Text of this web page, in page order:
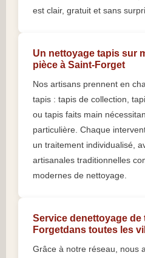
est clair, gratuit et sans
Un nettoyage tapis sur
pièce à Saint-Forget
Nos artisans prennent en
tapis : tapis de collection,
ou tapis faits main
particulière. Chaque
un traitement individualisé,
artisanales traditionnelles
modernes de nettoyage.
Service denettoyage de
Forgetdans toutes les
Grâce à notre réseau, nous